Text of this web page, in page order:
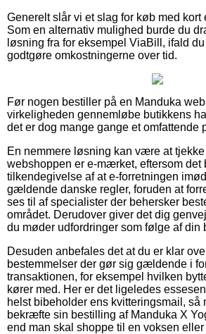
Generelt slår vi et slag for køb med kort
Som en alternativ mulighed burde du
løsning fra for eksempel ViaBill, ifald
godtgøre omkostningerne over tid.
Før nogen bestiller på en Manduka
virkeligheden gennemløbe butikkens
det er dog mange gange et omfattende
En nemmere løsning kan være at
webshoppen er e-mærket, eftersom det
tilkendegivelse af at e-forretningen
gældende danske regler, foruden at
ses til af specialister der behersker
området. Derudover giver det dig
du møder udfordringer som følge af din
Desuden anbefales det at du er klar
bestemmelser der gør sig gældende i
transaktionen, for eksempel hvilken
kører med. Her er det ligeledes
helst bibeholder ens kvitteringsmail, så
bekræfte sin bestilling af Manduka X
end man skal shoppe til en voksen eller